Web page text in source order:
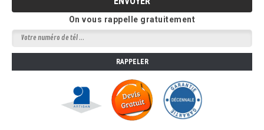
On vous rappelle gratuitement